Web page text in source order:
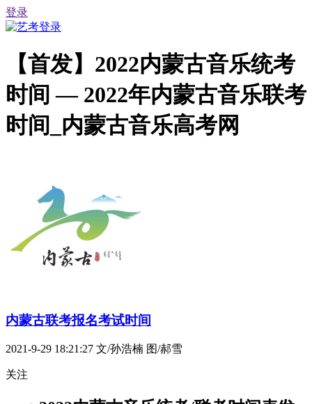
登录
【首发】2022内蒙古音乐统考
时间 — 2022年内蒙古音乐联考
时间_内蒙古音乐高考网
内蒙古联考报名考试时间
2021-9-29 18:21:27 文/孙浩楠 图/郝雪
关注